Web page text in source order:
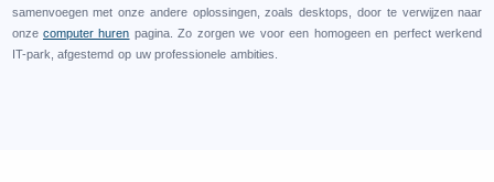
samenvoegen met onze andere oplossingen, zoals desktops, door te verwijzen naar
onze computer huren pagina. Zo zorgen we voor een homogeen en perfect werkend
IT-park, afgestemd op uw professionele ambities.